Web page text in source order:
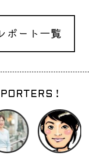
ポート一覧
!